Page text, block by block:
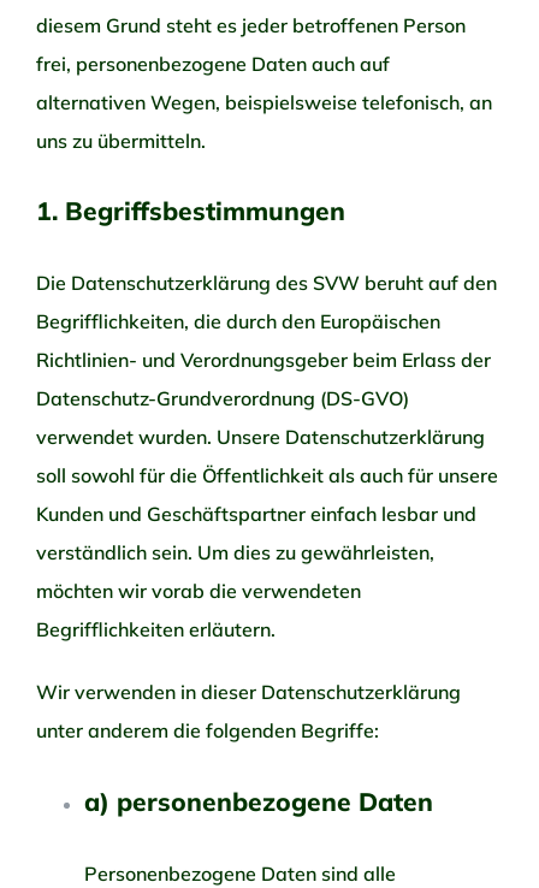
diesem Grund steht es jeder betroffenen Person
frei, personenbezogene Daten auch auf
alternativen Wegen, beispielsweise telefonisch, an
uns zu übermitteln.
1. Begriffsbestimmungen
Die Datenschutzerklärung des SVW beruht auf den
Begrifflichkeiten, die durch den Europäischen
Richtlinien- und Verordnungsgeber beim Erlass der
Datenschutz-Grundverordnung (DS-GVO)
verwendet wurden. Unsere Datenschutzerklärung
soll sowohl für die Öffentlichkeit als auch für unsere
Kunden und Geschäftspartner einfach lesbar und
verständlich sein. Um dies zu gewährleisten,
möchten wir vorab die verwendeten
Begrifflichkeiten erläutern.
Wir verwenden in dieser Datenschutzerklärung
unter anderem die folgenden Begriffe:
a) personenbezogene Daten
Personenbezogene Daten sind alle